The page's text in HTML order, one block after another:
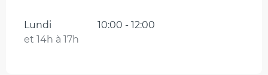
Lundi
10:00 - 12:00
et 14h à 17h